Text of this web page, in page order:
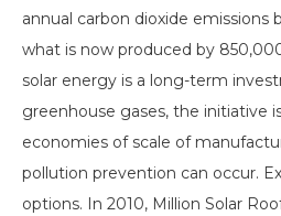
annual carbon dioxide emissions
what is now produced by
solar energy is a long-term
greenhouse gases, the initiative
economies of scale of
pollution prevention can occur.
options. In 2010, Million Solar